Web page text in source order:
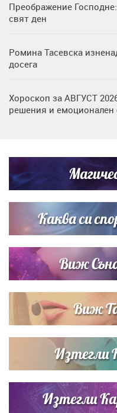
Преображение
свят ден
Ромина Тасевска
досега
Хороскоп за АВГУСТ
решения и емоционален
си деца на семейна
Звездна ваканция в
Кортни Кокс и Джим
Каква си
Виж
Виж
Изтегли
Изтегли